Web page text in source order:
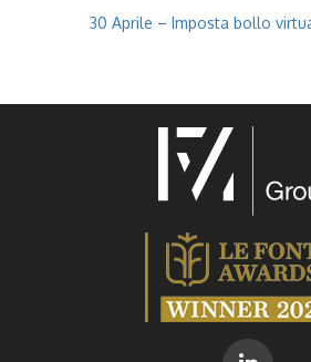
30 Aprile – Imposta bollo